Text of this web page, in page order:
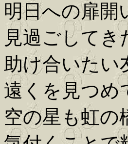
明日への扉
見過ごして
助け合いたい
遠くを見つめ
空の星も虹